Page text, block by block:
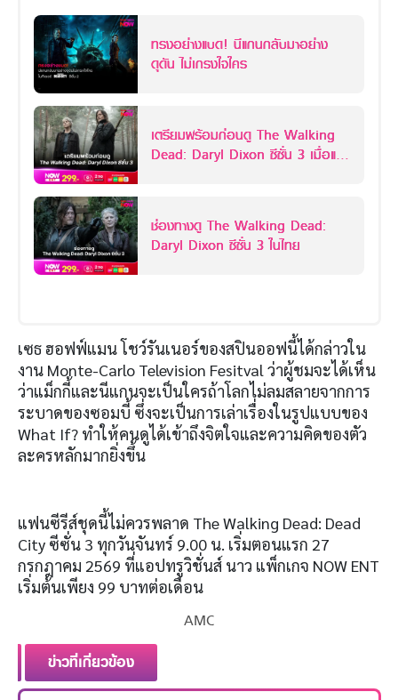
ทรงอย่างแบด! นีแกนกลับมาอย่าง
ดุดัน ไม่เกรงใจใคร
เตรียมพร้อมก่อนดู The Walking
Dead: Daryl Dixon ซีซั่น 3 เมื่อแด
ช่องทางดู The Walking Dead:
Daryl Dixon ซีซั่น 3 ในไทย
เซธ ฮอฟฟ์แมน โชว์รันเนอร์ของสปินออฟนี้ได้กล่าวใน
งาน Monte-Carlo Television Fesitval ว่าผู้ชมจะได้เห็น
ว่าแม็กกี้และนีแกนจะเป็นใครถ้าโลกไม่ลมสลายจากการ
ระบาดของซอมบี้ ซึ่งจะเป็นการเล่าเรื่องในรูปแบบของ
What If? ทำให้คนดูได้เข้าถึงจิตใจและความคิดของตัว
ละครหลักมากยิ่งขึ้น
แฟนซีรีส์ชุดนี้ไม่ควรพลาด The Walking Dead: Dead
City ซีซั่น 3 ทุกวันจันทร์ 9.00 น. เริ่มตอนแรก 27
กรกฎาคม 2569 ที่แอปทรูวิชั่นส์ นาว แพ็กเกจ NOW ENT
เริ่มต้นเพียง 99 บาทต่อเดือน
AMC
ข่าวที่เกี่ยวข้อง